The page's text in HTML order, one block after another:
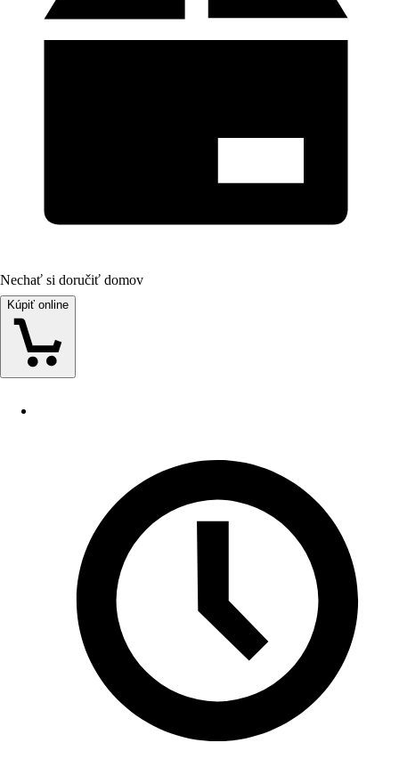
Nechať si doručiť domov
Kúpiť online